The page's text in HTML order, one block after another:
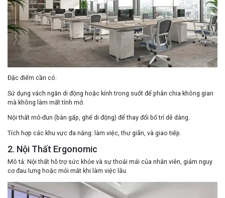
Đặc điểm cần có:
Sử dụng vách ngăn di động hoặc kính trong suốt để phân chia không gian
mà không làm mất tính mở.
Nội thất mô-đun (bàn gấp, ghế di động) để thay đổi bố trí dễ dàng.
Tích hợp các khu vực đa năng: làm việc, thư giãn, và giao tiếp.
2. Nội Thất Ergonomic
Mô tả: Nội thất hỗ trợ sức khỏe và sự thoải mái của nhân viên, giảm nguy
cơ đau lưng hoặc mỏi mắt khi làm việc lâu.